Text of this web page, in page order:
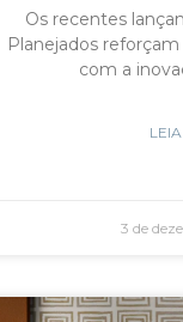
Os recentes
Planejados
com a
3 de